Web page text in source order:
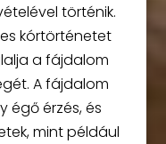
történik.
kórtörténetet
a fájdalom
A fájdalom
égő érzés, és
mint például